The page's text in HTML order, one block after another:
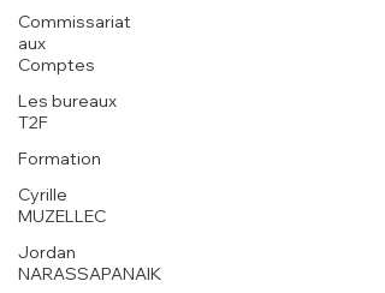
Commissariat
aux
Comptes
Les bureaux
T2F
Formation
Cyrille
MUZELLEC
Jordan
NARASSAPANAIK